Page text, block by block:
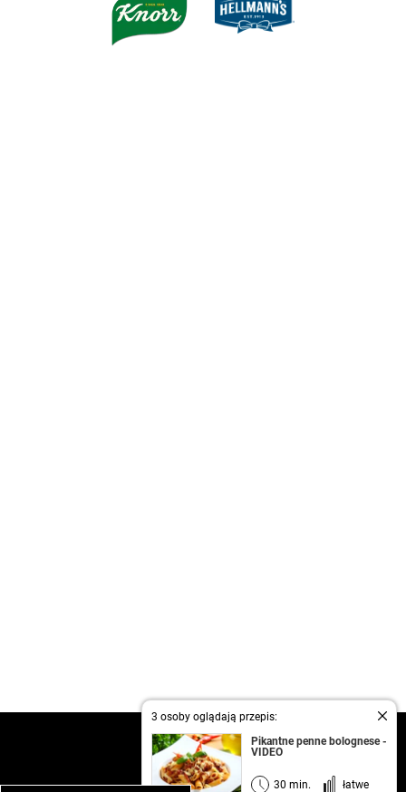
3 osoby oglądają przepis:
Pikantne penne bolognese -
VIDEO
30 min. łatwe
kontakt
regulamin
informacja o prywatności